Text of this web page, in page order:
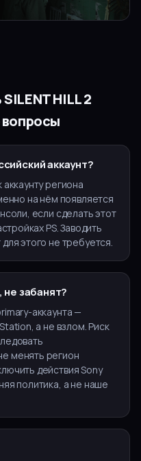
SILENT HILL 2
аккаунт?
региона
на нём появляется
если сделать этот
PS. Заводить
этого не требуется.
не забанят?
аккаунта —
а не взлом. Риск
менять регион
действия Sony
политика, а не наше